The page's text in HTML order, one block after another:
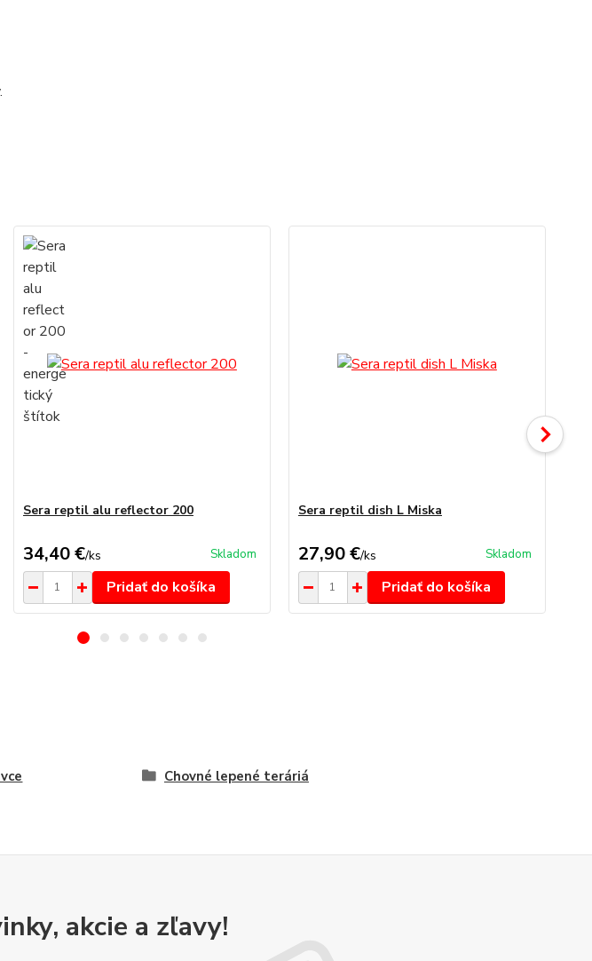
Sera reptil alu reflector 200
34,40 €/ks Skladom
Pridať do košíka
Sera reptil dish L Miska
27,90 €/ks Skladom
Pridať do košíka
Chovné lepené teráriá
akcie a zľavy!